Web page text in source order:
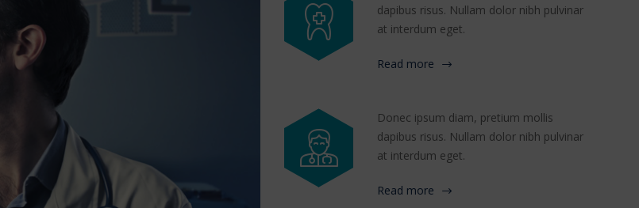
dapibus risus. Nullam dolor nibh pulvinar
at interdum eget.
Read more
Donec ipsum diam, pretium mollis
dapibus risus. Nullam dolor nibh pulvinar
at interdum eget.
Read more